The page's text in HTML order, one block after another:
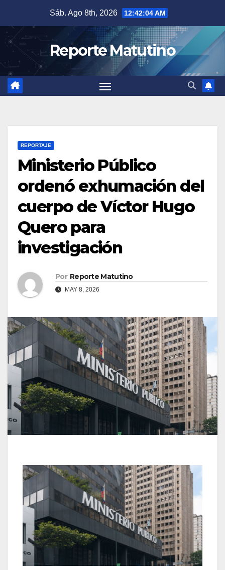
contenido
Sáb. Ago 8th, 2026 12:42:04 AM
Reporte Matutino
REPORTAJE
Ministerio Público
ordenó exhumación del
cuerpo de Víctor Hugo
Quero para
investigación
Por Reporte Matutino
MAY 8, 2026